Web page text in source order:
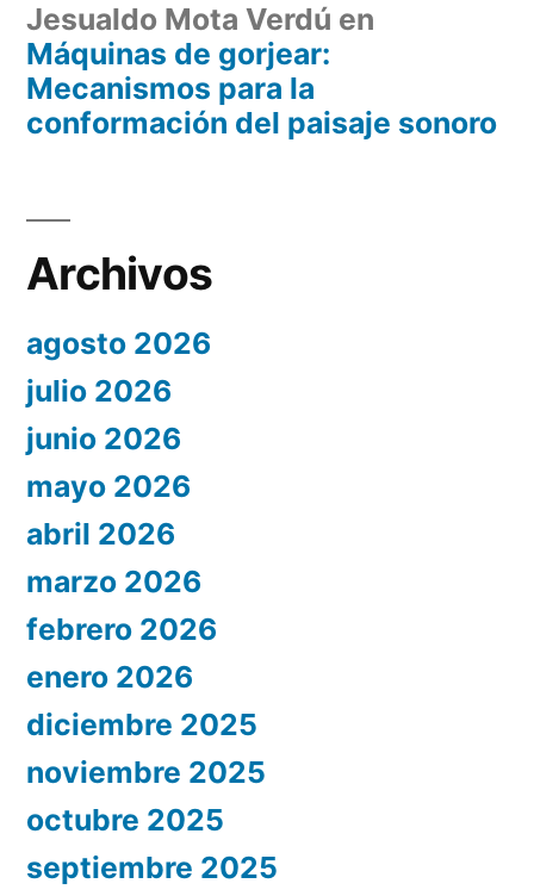
Jesualdo Mota Verdú en
Máquinas de gorjear:
Mecanismos para la
conformación del paisaje sonoro
Archivos
agosto 2026
julio 2026
junio 2026
mayo 2026
abril 2026
marzo 2026
febrero 2026
enero 2026
diciembre 2025
noviembre 2025
octubre 2025
septiembre 2025